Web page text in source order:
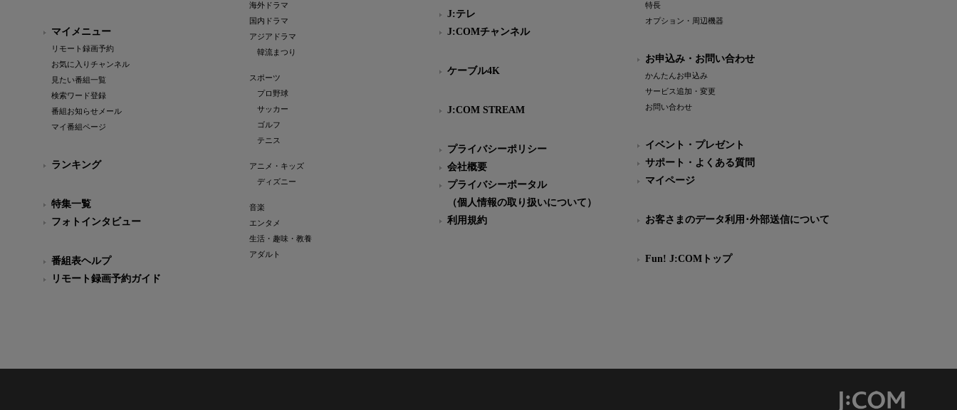
マイメニュー
リモート録画予約
お気に入りチャンネル
見たい番組一覧
検索ワード登録
番組お知らせメール
マイ番組ページ
ランキング
特集一覧
フォトインタビュー
番組表ヘルプ
リモート録画予約ガイド
海外ドラマ
国内ドラマ
アジアドラマ
韓流まつり
スポーツ
プロ野球
サッカー
ゴルフ
テニス
アニメ・キッズ
ディズニー
音楽
エンタメ
生活・趣味・教養
アダルト
J:テレ
J:COMチャンネル
ケーブル4K
J:COM STREAM
プライバシーポリシー
会社概要
プライバシーポータル
（個人情報の取り扱いについて）
利用規約
特長
オプション・周辺機器
お申込み・お問い合わせ
かんたんお申込み
サービス追加・変更
お問い合わせ
イベント・プレゼント
サポート・よくある質問
マイページ
お客さまのデータ利用･外部送信について
Fun! J:COMトップ